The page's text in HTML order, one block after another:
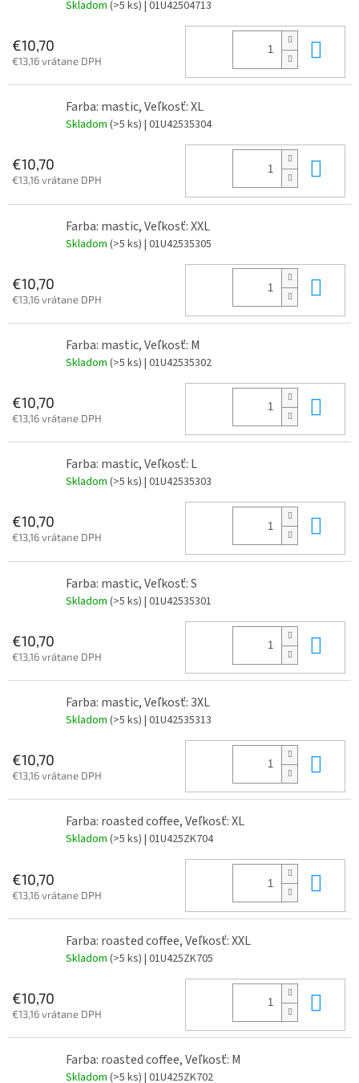
Skladom (>5 ks) | 01U42504713
€10,70
€13,16 vrátane DPH
Farba: mastic, Veľkosť: XL
Skladom (>5 ks) | 01U42535304
€10,70
€13,16 vrátane DPH
Farba: mastic, Veľkosť: XXL
Skladom (>5 ks) | 01U42535305
€10,70
€13,16 vrátane DPH
Farba: mastic, Veľkosť: M
Skladom (>5 ks) | 01U42535302
€10,70
€13,16 vrátane DPH
Farba: mastic, Veľkosť: L
Skladom (>5 ks) | 01U42535303
€10,70
€13,16 vrátane DPH
Farba: mastic, Veľkosť: S
Skladom (>5 ks) | 01U42535301
€10,70
€13,16 vrátane DPH
Farba: mastic, Veľkosť: 3XL
Skladom (>5 ks) | 01U42535313
€10,70
€13,16 vrátane DPH
Farba: roasted coffee, Veľkosť: XL
Skladom (>5 ks) | 01U425ZK704
€10,70
€13,16 vrátane DPH
Farba: roasted coffee, Veľkosť: XXL
Skladom (>5 ks) | 01U425ZK705
€10,70
€13,16 vrátane DPH
Farba: roasted coffee, Veľkosť: M
Skladom (>5 ks) | 01U425ZK702